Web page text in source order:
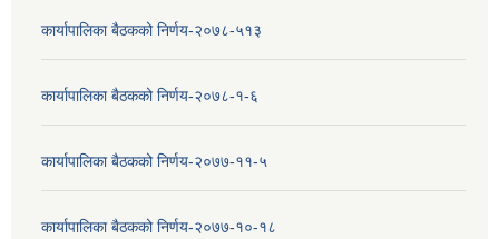
कार्यापालिका बैठकको निर्णय-२०७८-५१३
कार्यापालिका बैठकको निर्णय-२०७८-१-६
कार्यापालिका बैठकको निर्णय-२०७७-११-५
कार्यापालिका बैठकको निर्णय-२०७७-१०-१८